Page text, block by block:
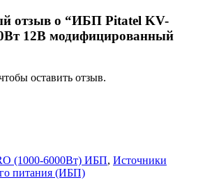
отзыв о “ИБП Pitatel KV-
12В модифицированный
оставить отзыв.
(1000-6000Вт) ИБП, Источники
питания (ИБП)